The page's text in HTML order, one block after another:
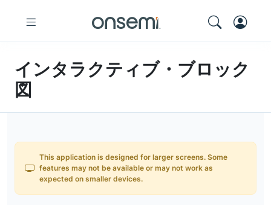
インタラクティブ・ブロック
図
This application is designed for larger screens. Some
features may not be available or may not work as
expected on smaller devices.